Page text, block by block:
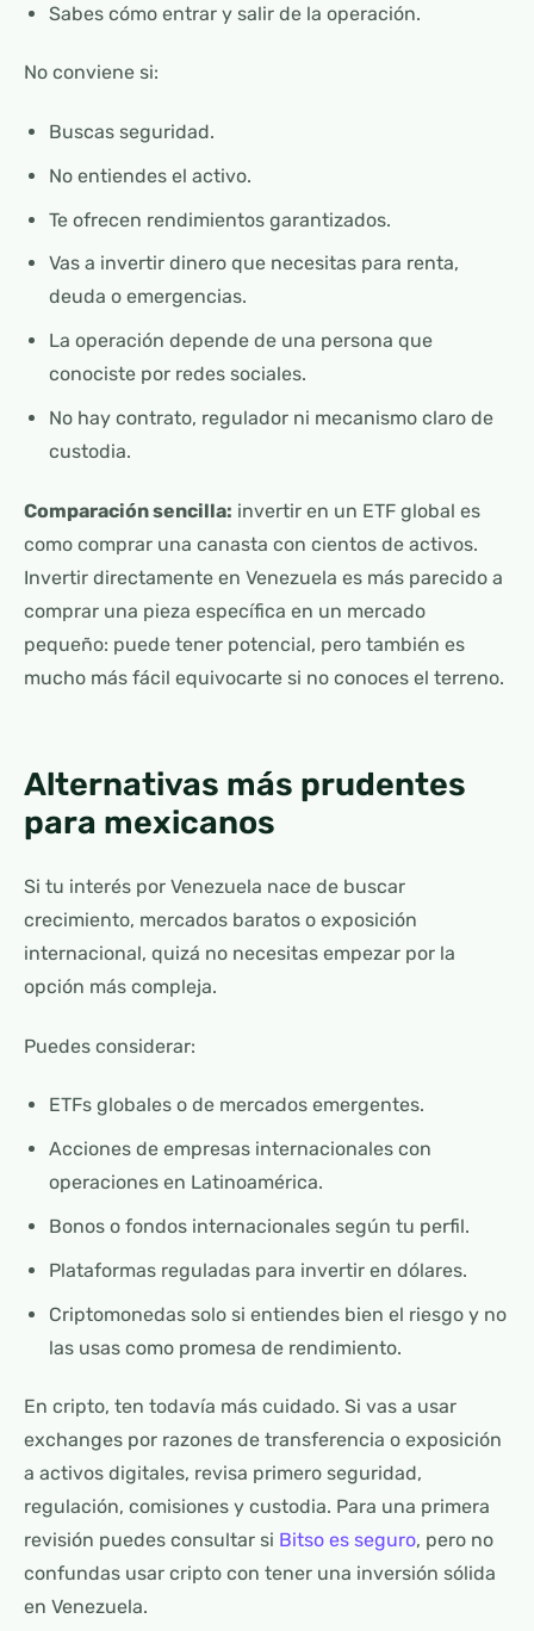
Sabes cómo entrar y salir de la operación.
No conviene si:
Buscas seguridad.
No entiendes el activo.
Te ofrecen rendimientos garantizados.
Vas a invertir dinero que necesitas para renta,
deuda o emergencias.
La operación depende de una persona que
conociste por redes sociales.
No hay contrato, regulador ni mecanismo claro de
custodia.
Comparación sencilla: invertir en un ETF global es
como comprar una canasta con cientos de activos.
Invertir directamente en Venezuela es más parecido a
comprar una pieza específica en un mercado
pequeño: puede tener potencial, pero también es
mucho más fácil equivocarte si no conoces el terreno.
Alternativas más prudentes
para mexicanos
Si tu interés por Venezuela nace de buscar
crecimiento, mercados baratos o exposición
internacional, quizá no necesitas empezar por la
opción más compleja.
Puedes considerar:
ETFs globales o de mercados emergentes.
Acciones de empresas internacionales con
operaciones en Latinoamérica.
Bonos o fondos internacionales según tu perfil.
Plataformas reguladas para invertir en dólares.
Criptomonedas solo si entiendes bien el riesgo y no
las usas como promesa de rendimiento.
En cripto, ten todavía más cuidado. Si vas a usar
exchanges por razones de transferencia o exposición
a activos digitales, revisa primero seguridad,
regulación, comisiones y custodia. Para una primera
revisión puedes consultar si Bitso es seguro, pero no
confundas usar cripto con tener una inversión sólida
en Venezuela.